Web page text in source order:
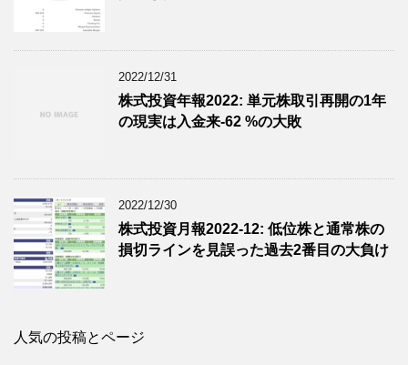
2022/12/31
株式投資年報2022: 単元株取引再開の1年
の現実は入金来-62 %の大敗
2022/12/30
株式投資月報2022-12: 低位株と通常株の
損切ラインを見誤った過去2番目の大負け
人気の投稿とページ